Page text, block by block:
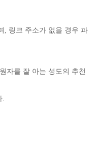
링크 주소가 없을 경우 파
자를 잘 아는 성도의 추천